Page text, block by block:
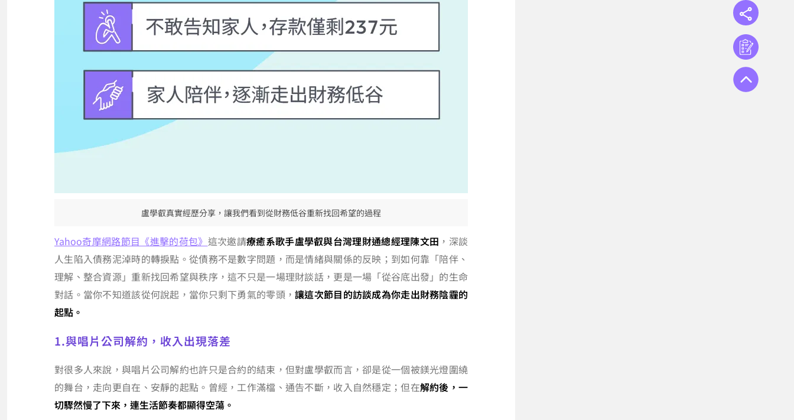
盧學叡真實經歷分享，讓我們看到從財務低谷重新找回希望的過程
Yahoo奇摩網路節目《進擊的荷包》 這次邀請療癒系歌手盧學叡與台灣理財通總經理陳文田 ，深談
人生陷入債務泥淖時的轉捩點。從債務不是數字問題，而是情緒與關係的反映；到如何靠「陪伴、
理解、整合資源」重新找回希望與秩序，這不只是一場理財談話，更是一場「從谷底出發」的生命
對話。當你不知道該從何說起，當你只剩下勇氣的零頭，讓這次節目的訪談成為你走出財務陰霾的
起點。
1.與唱片公司解約，收入出現落差
對很多人來說，與唱片公司解約也許只是合約的結束，但對盧學叡而言，卻是從一個被鎂光燈圍繞
的舞台，走向更自在、安靜的起點。曾經，工作滿檔、通告不斷，收入自然穩定；但在解約後，一
切驟然慢了下來，連生活節奏都顯得空蕩。